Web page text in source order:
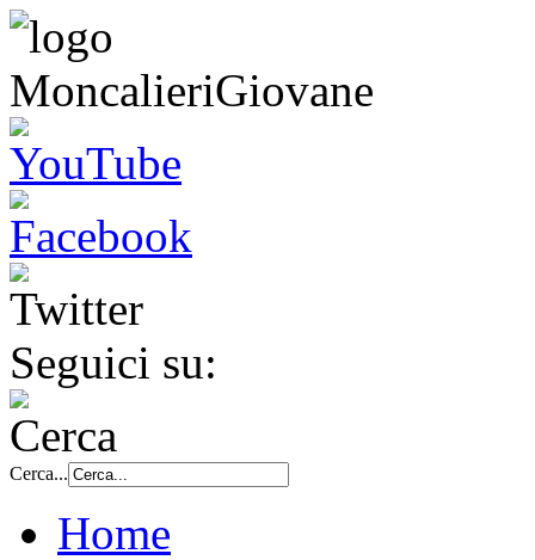
Seguici su:
Cerca...
Home